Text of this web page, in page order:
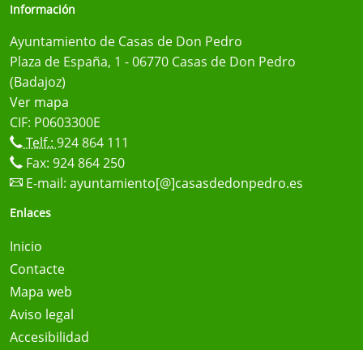
Información
Ayuntamiento de Casas de Don Pedro
Plaza de España, 1 - 06770 Casas de Don Pedro
(Badajoz)
Ver mapa
CIF: P0603300E
Telf.: 924 864 111
Fax: 924 864 250
E-mail: ayuntamiento[@]casasdedonpedro.es
Enlaces
Inicio
Contacte
Mapa web
Aviso legal
Accesibilidad